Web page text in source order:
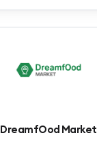
DreamfOod Market